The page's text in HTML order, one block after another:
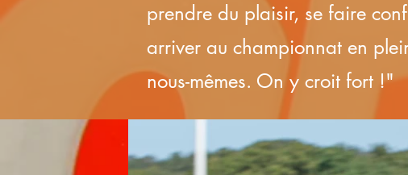
prendre du plaisir, se faire
arriver au championnat en
nous-mêmes. On y croit fort !"